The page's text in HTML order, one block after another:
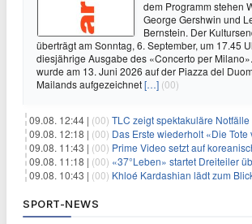
dem Programm stehen
George Gershwin und
Bernstein. Der
überträgt am Sonntag, 6. September, um 17.45
diesjährige Ausgabe des «Concerto per
wurde am 13. Juni 2026 auf der Piazza del
Mailands aufgezeichnet[…] (00)
09.08. 12:44 | (00) TLC zeigt spektakuläre Notfälle aus der
09.08. 12:18 | (00) Das Erste wiederholt «Die
09.08. 11:43 | (00) Prime Video setzt auf
09.08. 11:18 | (00) «37°Leben» startet Dreiteiler über
09.08. 10:43 | (00) Khloé Kardashian lädt zum Blick hinter die
SPORT-NEWS